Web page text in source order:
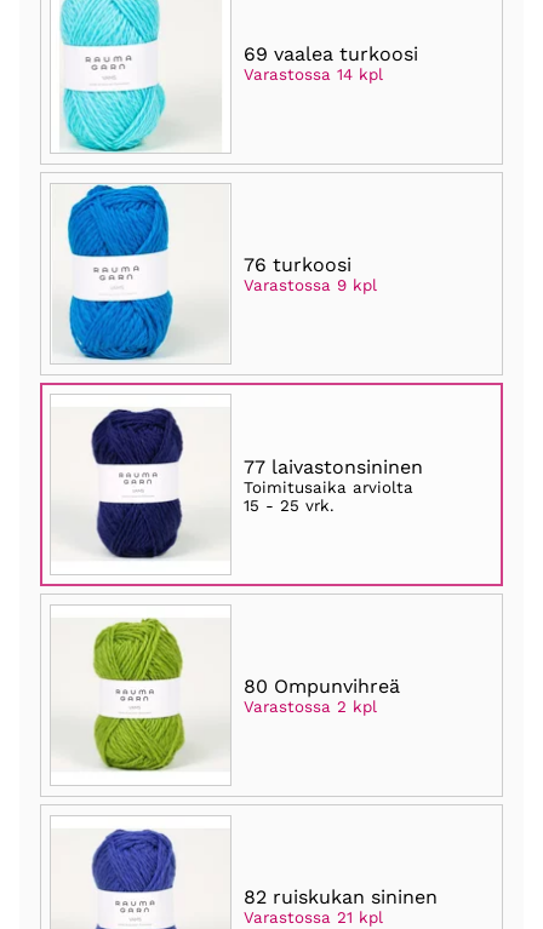
69 vaalea turkoosi
Varastossa 14 kpl
76 turkoosi
Varastossa 9 kpl
77 laivastonsininen
Toimitusaika arviolta
15 - 25 vrk.
80 Ompunvihreä
Varastossa 2 kpl
82 ruiskukan sininen
Varastossa 21 kpl